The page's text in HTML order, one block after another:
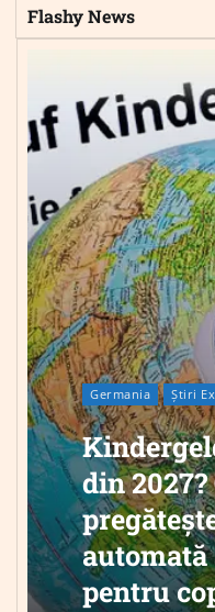
Flashy News
Germania Știri
din
automată
pentru